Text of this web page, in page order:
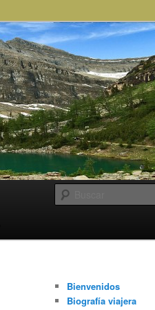
Bienvenidos
Biografía viajera